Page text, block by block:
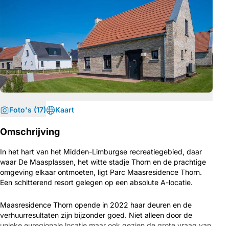
Foto's (17) Kaart
Omschrijving
In het hart van het Midden-Limburgse recreatiegebied, daar
waar De Maasplassen, het witte stadje Thorn en de prachtige
omgeving elkaar ontmoeten, ligt Parc Maasresidence Thorn.
Een schitterend resort gelegen op een absolute A-locatie.
Maasresidence Thorn opende in 2022 haar deuren en de
verhuurresultaten zijn bijzonder goed. Niet alleen door de